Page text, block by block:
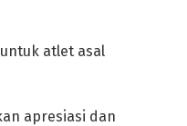
atlet asal
apresiasi dan